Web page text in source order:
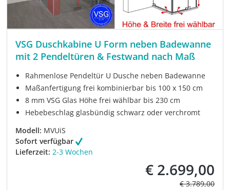
VSG Duschkabine U Form neben Badewanne
mit 2 Pendeltüren & Festwand nach Maß
Rahmenlose Pendeltür U Dusche neben Badewanne
Maßanfertigung frei kombinierbar bis 100 x 150 cm
8 mm VSG Glas Höhe frei wählbar bis 230 cm
Hebebeschlag glasbündig schwarz oder verchromt
Modell: MVUiS
Sofort verfügbar
Lieferzeit: 2-3 Wochen
Verkaufspreis:
€ 2.699,00
Regulärer
€ 3.789,00